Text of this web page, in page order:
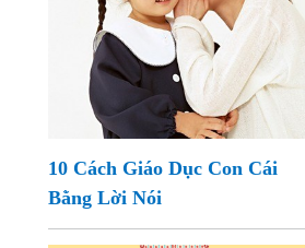
10 Cách Giáo Dục Con Cái
Bằng Lời Nói